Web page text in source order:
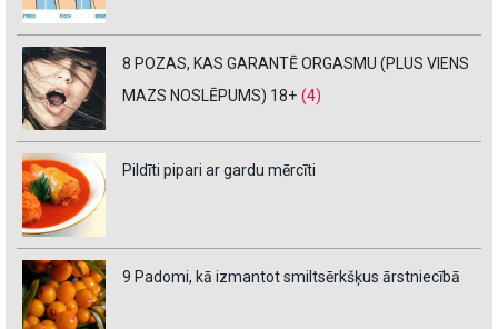
8 POZAS, KAS GARANTĒ ORGASMU (PLUS VIENS
MAZS NOSLĒPUMS) 18+ (4)
Pildīti pipari ar gardu mērcīti
9 Padomi, kā izmantot smiltsērkšķus ārstniecībā